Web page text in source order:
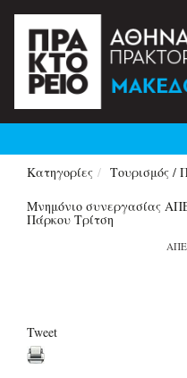
Κατηγορίες
Τουρισμός /
Μνημόνιο συνεργασίας
Πάρκου Τρίτση
Tweet